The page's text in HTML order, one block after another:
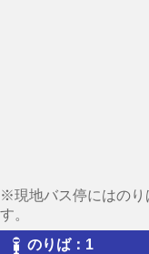
※現地バス停にはのり
す。
のりば：1